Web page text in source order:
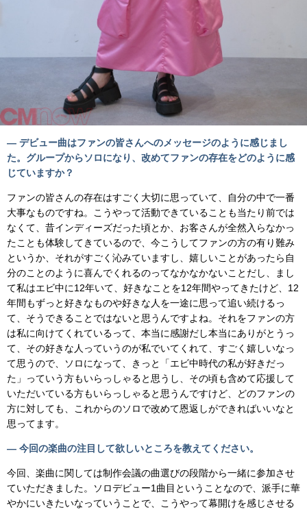
— デビュー曲はファンの皆さんへのメッセージのように感じまし
た。グループからソロになり、改めてファンの存在をどのように感
じていますか？
ファンの皆さんの存在はすごく大切に思っていて、自分の中で一番
大事なものですね。こうやって活動できていることも当たり前では
なくて、昔インディーズだった頃とか、お客さんが全然入らなかっ
たことも体験してきているので、今こうしてファンの方の有り難み
というか、それがすごく沁みていますし、嬉しいことがあったら自
分のことのように喜んでくれるのってなかなかないことだし、まし
て私はエビ中に12年いて、好きなことを12年間やってきたけど、12
年間もずっと好きなものや好きな人を一途に思って追い続けるっ
て、そうできることではないと思うんですよね。それをファンの方
は私に向けてくれているって、本当に感謝だし本当にありがとうっ
て、その好きな人っていうのが私でいてくれて、すごく嬉しいなっ
て思うので、ソロになって、きっと「エビ中時代の私が好きだっ
た」っていう方もいらっしゃると思うし、その頃も含めて応援して
いただいている方もいらっしゃると思うんですけど、どのファンの
方に対しても、これからのソロで改めて恩返しができればいいなと
思ってます。
— 今回の楽曲の注目して欲しいところを教えてください。
今回、楽曲に関しては制作会議の曲選びの段階から一緒に参加させ
ていただきました。ソロデビュー1曲目ということなので、派手に華
やかにいきたいなっていうことで、こうやって幕開けを感じさせる